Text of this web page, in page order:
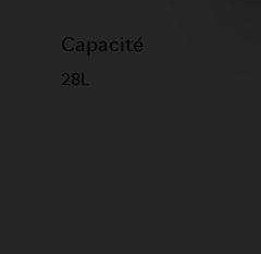
Capacité
28L